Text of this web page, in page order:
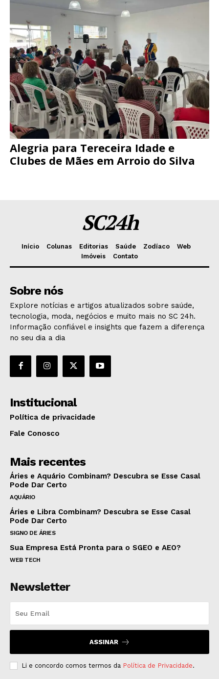
Alegria para Tereceira Idade e
Clubes de Mães em Arroio do Silva
SC24h
Início Colunas Editorias Saúde Zodíaco
Web
Imóveis
Contato
Sobre nós
Explore notícias e artigos atualizados sobre saúde,
tecnologia, moda, negócios e muito mais no SC 24h.
Informação confiável e insights que fazem a diferença
no seu dia a dia
Institucional
Política de privacidade
Fale Conosco
Mais recentes
Áries e Aquário Combinam? Descubra se Esse Casal
Pode Dar Certo
AQUÁRIO
Áries e Libra Combinam? Descubra se Esse Casal
Pode Dar Certo
SIGNO DE ÁRIES
Sua Empresa Está Pronta para o SGEO e AEO?
WEB TECH
Newsletter
ASSINAR
Li e concordo comos termos da Política de Privacidade.